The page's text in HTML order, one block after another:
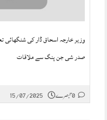
وزیر خارجہ اسحاق ڈار کی
صدر شی جن پنگ سے ملاقات
15/07/2025